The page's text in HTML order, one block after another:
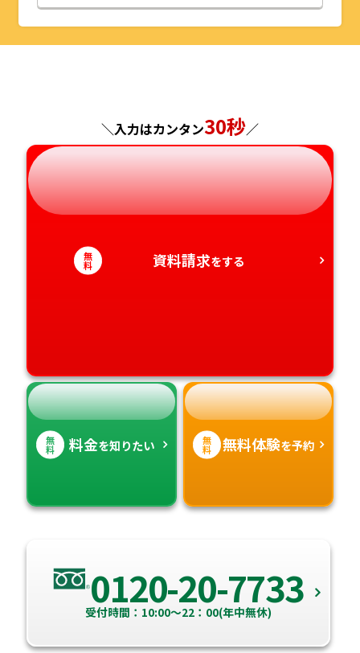
山形県
千葉県
神奈川県
福井県
岐阜県
静岡県
愛知県
京都府
奈良県
和歌山県
島根県
山口県
徳島県
香川県
福岡県
長崎県
熊本県
大分県
宮崎県
＼入力はカンタン30秒／
無
料 資料請求をする
無
料 料金を知りたい 無
料 無料体験を予約
0120-20-7733
受付時間：10:00～22：00(年中無休)